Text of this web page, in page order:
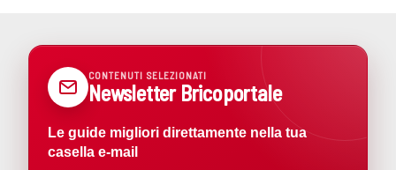
CONTENUTI SELEZIONATI
Newsletter Bricoportale
Le guide migliori direttamente nella tua
casella e-mail